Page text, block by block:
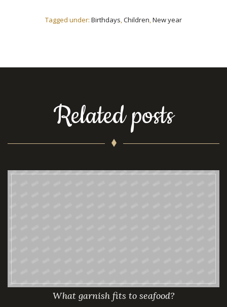
Tagged under: Birthdays,Children,New year
Related posts
What garnish fits to seafood?